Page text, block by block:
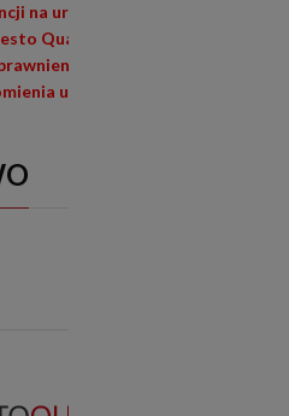
na urządzenia siłowe (400V) i
Quality jest wypełniona i
(E1,E3) lista
urządzenia